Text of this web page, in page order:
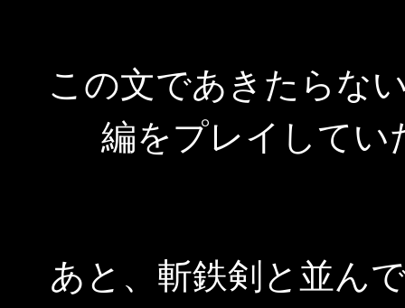
この文であきたらな
編をプレイしてい
あと、斬鉄剣と並ん